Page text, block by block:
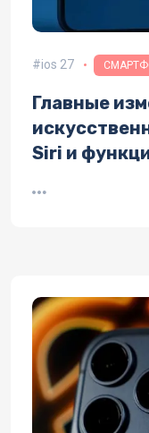
ios 27
Главные
Siri и